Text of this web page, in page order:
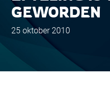
GEWORDEN
25 oktober 2010